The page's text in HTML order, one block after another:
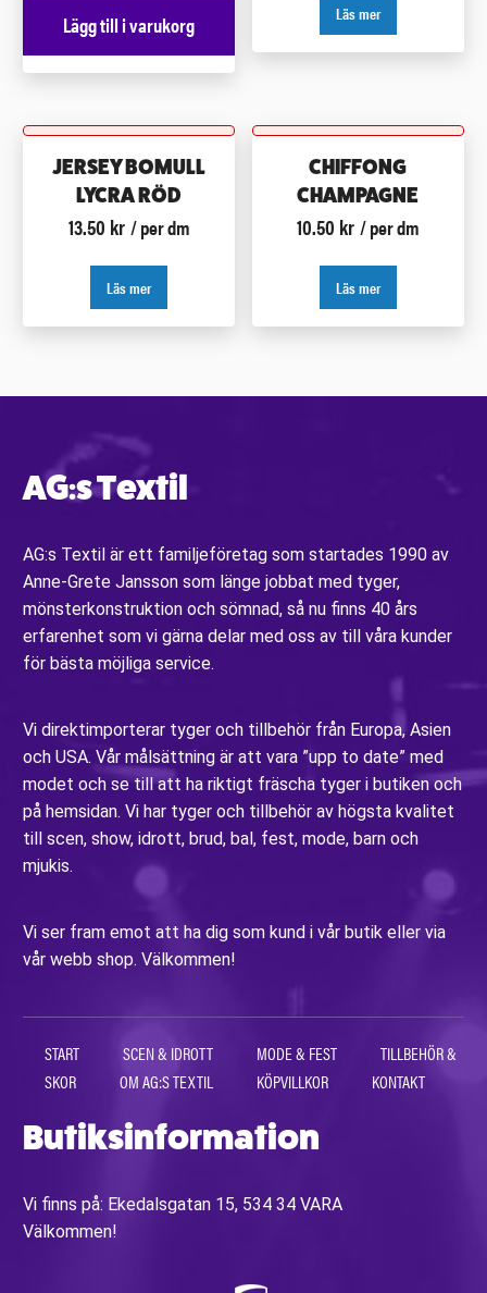
Lägg till i varukorg Läs mer
JERSEY BOMULL
LYCRA RÖD
13.50 kr / per dm
Läs mer
CHIFFONG
CHAMPAGNE
10.50 kr / per dm
Läs mer
AG:s Textil
AG:s Textil är ett familjeföretag som startades 1990 av
Anne-Grete Jansson som länge jobbat med tyger,
mönsterkonstruktion och sömnad, så nu finns 40 års
erfarenhet som vi gärna delar med oss av till våra kunder
för bästa möjliga service.
Vi direktimporterar tyger och tillbehör från Europa, Asien
och USA. Vår målsättning är att vara ”upp to date” med
modet och se till att ha riktigt fräscha tyger i butiken och
på hemsidan. Vi har tyger och tillbehör av högsta kvalitet
till scen, show, idrott, brud, bal, fest, mode, barn och
mjukis.
Vi ser fram emot att ha dig som kund i vår butik eller via
vår webb shop. Välkommen!
START SCEN & IDROTT MODE & FEST
TILLBEHÖR &
SKOR
OM AG:S TEXTIL KÖPVILLKOR KONTAKT
Butiksinformation
Vi finns på: Ekedalsgatan 15, 534 34 VARA
Välkommen!